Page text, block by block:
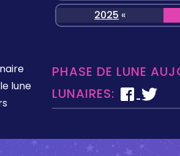
2025 «
lune
PHASE DE LUNE
LUNAIRES: